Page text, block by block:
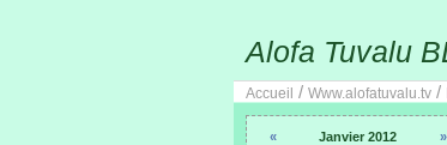
Alofa Tuvalu
Accueil / Www.alofatuvalu.tv /
« Janvier 2012
»